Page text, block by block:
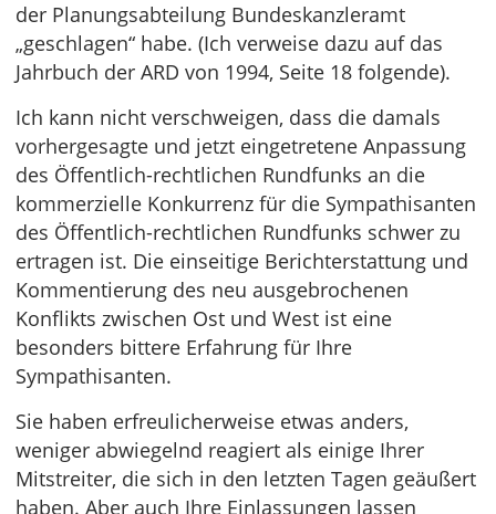
der Planungsabteilung Bundeskanzleramt
„geschlagen“ habe. (Ich verweise dazu auf das
Jahrbuch der ARD von 1994, Seite 18 folgende).
Ich kann nicht verschweigen, dass die damals
vorhergesagte und jetzt eingetretene Anpassung
des Öffentlich-rechtlichen Rundfunks an die
kommerzielle Konkurrenz für die Sympathisanten
des Öffentlich-rechtlichen Rundfunks schwer zu
ertragen ist. Die einseitige Berichterstattung und
Kommentierung des neu ausgebrochenen
Konflikts zwischen Ost und West ist eine
besonders bittere Erfahrung für Ihre
Sympathisanten.
Sie haben erfreulicherweise etwas anders,
weniger abwiegelnd reagiert als einige Ihrer
Mitstreiter, die sich in den letzten Tagen geäußert
haben. Aber auch Ihre Einlassungen lassen